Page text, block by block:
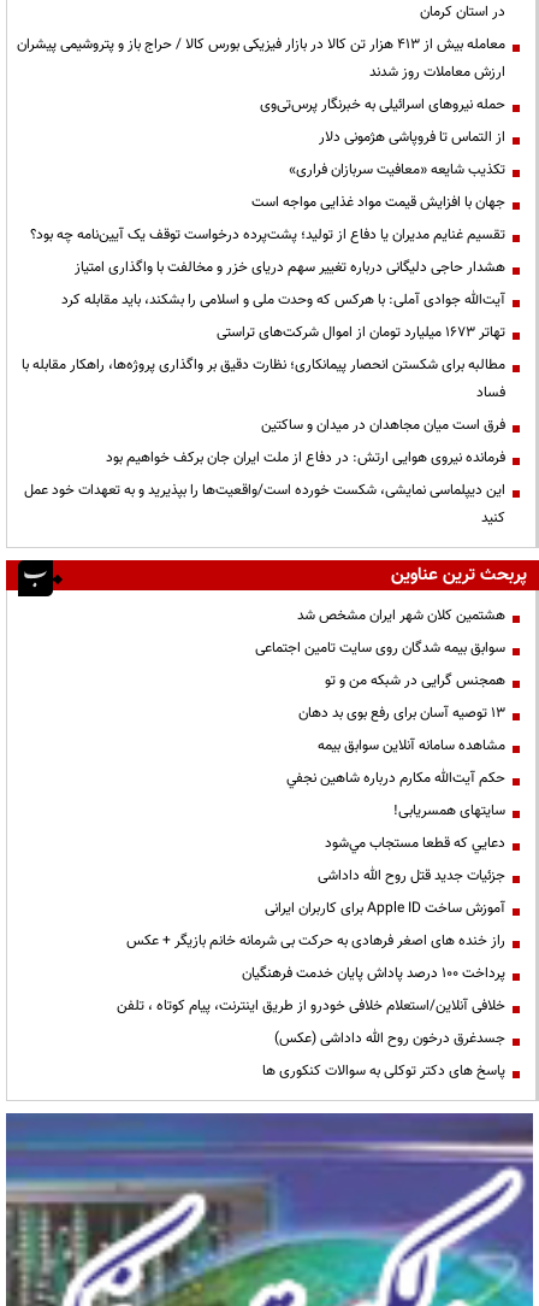
در استان کرمان
معامله بیش از ۴۱۳ هزار تن کالا در بازار فیزیکی بورس کالا / حراج باز و پتروشیمی پیشران
ارزش معاملات روز شدند
حمله نیروهای اسرائیلی به خبرنگار پرس‌تی‌وی
از التماس تا فروپاشی هژمونی دلار
تکذیب شایعه «معافیت سربازان فراری»
جهان با افزایش قیمت مواد غذایی مواجه است
تقسیم غنایم مدیران یا دفاع از تولید؛ پشت‌پرده درخواست توقف یک آیین‌نامه چه بود؟
هشدار حاجی دلیگانی درباره تغییر سهم دریای خزر و مخالفت با واگذاری امتیاز
آیت‌الله جوادی آملی: با هرکس که وحدت ملی و اسلامی را بشکند، باید مقابله کرد
تهاتر ۱۶۷۳ میلیارد تومان از اموال شرکت‌های تراستی
مطالبه برای شکستن انحصار پیمانکاری؛ نظارت دقیق بر واگذاری پروژه‌ها، راهکار مقابله با
فساد
فرق است میان مجاهدان در میدان و ساکتین
فرمانده نیروی هوایی ارتش: در دفاع از ملت ایران جان برکف خواهیم بود
این دیپلماسی نمایشی، شکست خورده است/واقعیت‌ها را بپذیرید و به تعهدات خود عمل
کنید
پربحث ترین عناوین
هشتمین کلان شهر ایران مشخص شد
سوابق بیمه شدگان روی سایت تامین اجتماعی
همجنس گرایی در شبکه من و تو
13 توصیه آسان برای رفع بوی بد دهان
مشاهده سامانه آنلاين سوابق بیمه
حكم آيت‌الله مكارم درباره شاهين نجفي
سایتهای همسریابی!
دعايي كه قطعا مستجاب مي‌شود
جزئیات جدید قتل روح الله داداشی
آموزش ساخت Apple ID برای کاربران ایرانی
راز خنده های اصغر فرهادی به حرکت بی شرمانه خانم بازیگر + عکس
پرداخت ۱۰۰ درصد پاداش پایان خدمت فرهنگیان
خلافی آنلاین/استعلام خلافی خودرو از طریق اینترنت، پیام کوتاه ، تلفن
جسدغرق درخون روح الله داداشی (عکس)
پاسخ های دکتر توکلی به سوالات کنکوری ها